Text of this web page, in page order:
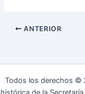
ANTERIOR
Todos los derechos ©